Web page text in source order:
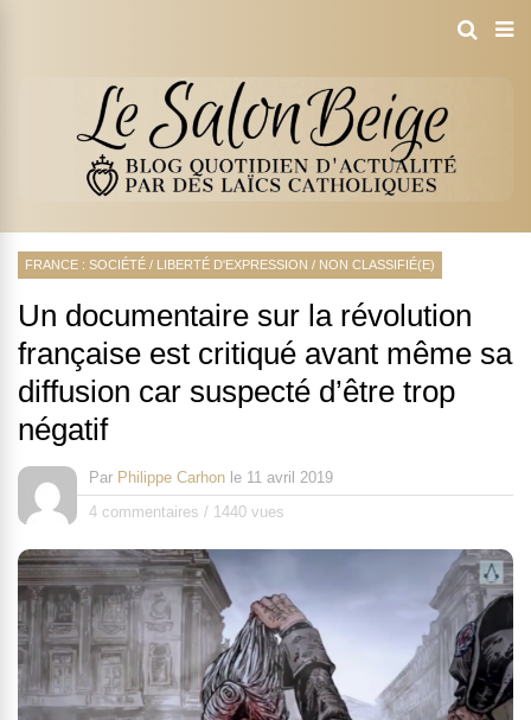
FRANCE : SOCIÉTÉ / LIBERTÉ D'EXPRESSION / NON CLASSIFIÉ(E)
Un documentaire sur la révolution
française est critiqué avant même sa
diffusion car suspecté d’être trop
négatif
Par Philippe Carhon le 11 avril 2019
4 commentaires / 1440 vues